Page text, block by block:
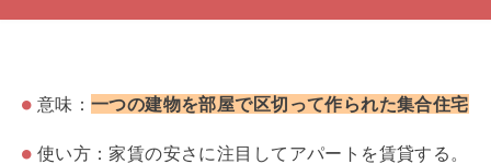
意味：一つの建物を部屋で区切って作られた集合住宅
使い方：家賃の安さに注目してアパートを賃貸する。